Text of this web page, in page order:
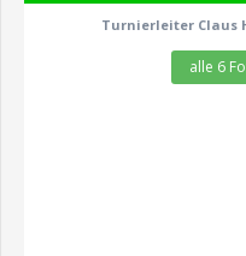
Turnierleiter Claus
alle 6